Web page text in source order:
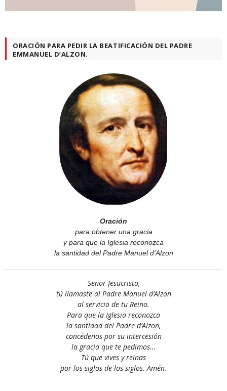
ORACIÓN PARA PEDIR LA BEATIFICACIÓN DEL PADRE
EMMANUEL D’ALZON.
Oración
para obtener una gracia
y para que la Iglesia reconozca
la santidad del Padre Manuel d’Alzon
Senor Jesucristo,
tú llamaste al Padre Manuel d’Alzon
al servicio de tu Reino.
Para que la Iglesia reconozca
la santidad del Padre d’Alzon,
concédenos por su intercesión
la gracia que te pedimos...
Tú que vives y reinas
por los siglos de los siglos. Amén.